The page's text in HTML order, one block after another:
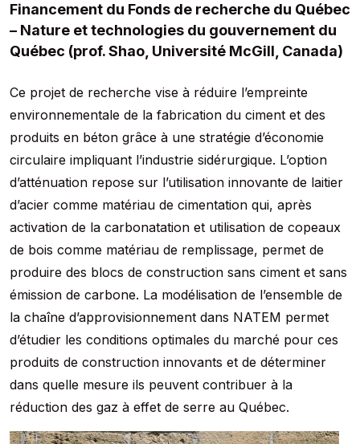
Financement du Fonds de recherche du Québec
– Nature et technologies du gouvernement du
Québec (prof. Shao, Université McGill, Canada)
Ce projet de recherche vise à réduire l’empreinte
environnementale de la fabrication du ciment et des
produits en béton grâce à une stratégie d’économie
circulaire impliquant l’industrie sidérurgique. L’option
d’atténuation repose sur l’utilisation innovante de laitier
d’acier comme matériau de cimentation qui, après
activation de la carbonatation et utilisation de copeaux
de bois comme matériau de remplissage, permet de
produire des blocs de construction sans ciment et sans
émission de carbone. La modélisation de l’ensemble de
la chaîne d’approvisionnement dans NATEM permet
d’étudier les conditions optimales du marché pour ces
produits de construction innovants et de déterminer
dans quelle mesure ils peuvent contribuer à la
réduction des gaz à effet de serre au Québec.